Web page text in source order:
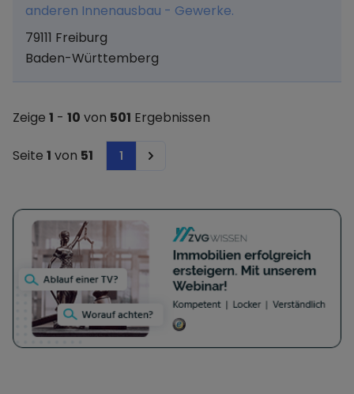
anderen Innenausbau - Gewerke.
79111 Freiburg
Baden-Württemberg
Zeige 1 - 10 von 501 Ergebnissen
Seite 1 von 51 1 Next